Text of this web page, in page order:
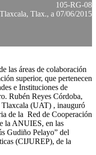
105-RG-08
Tlaxcala, Tlax., a 07/06/2015
las áreas de colaboración
superior, que pertenecen
e Instituciones de
Rubén Reyes Córdoba,
(UAT) , inauguró
de la Red de Cooperación
la ANUIES, en las
Gudiño Pelayo” del
(CIJUREP), de la